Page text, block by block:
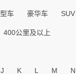
车 豪华车 SUV
400公里及以上
J K L M N